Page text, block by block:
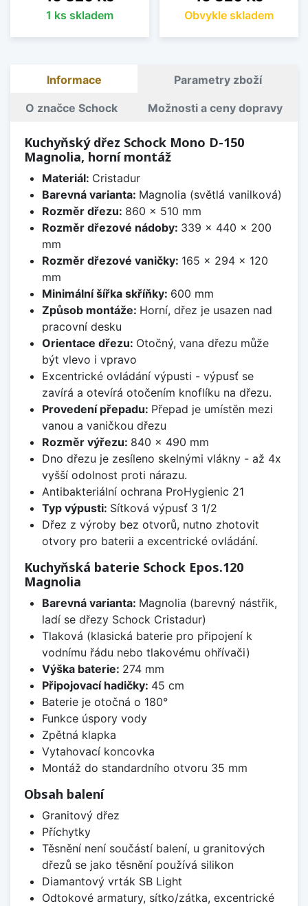
1 ks skladem Obvykle skladem
Informace Parametry zboží
O značce Schock Možnosti a ceny dopravy
Kuchyňský dřez Schock Mono D-150
Magnolia, horní montáž
Materiál: Cristadur
Barevná varianta: Magnolia (světlá vanilková)
Rozměr dřezu: 860 x 510 mm
Rozměr dřezové nádoby: 339 x 440 x 200
mm
Rozměr dřezové vaničky: 165 x 294 x 120
mm
Minimální šířka skříňky: 600 mm
Způsob montáže: Horní, dřez je usazen nad
pracovní desku
Orientace dřezu: Otočný, vana dřezu může
být vlevo i vpravo
Excentrické ovládání výpusti - výpusť se
zavírá a otevírá otočením knoflíku na dřezu.
Provedení přepadu: Přepad je umístěn mezi
vanou a vaničkou dřezu
Rozměr výřezu: 840 x 490 mm
Dno dřezu je zesíleno skelnými vlákny - až 4x
vyšší odolnost proti nárazu.
Antibakteriální ochrana ProHygienic 21
Typ výpusti: Sítková výpusť 3 1/2
Dřez z výroby bez otvorů, nutno zhotovit
otvory pro baterii a excentrické ovládání.
Kuchyňská baterie Schock Epos.120
Magnolia
Barevná varianta: Magnolia (barevný nástřik,
ladí se dřezy Schock Cristadur)
Tlaková (klasická baterie pro připojení k
vodnímu řádu nebo tlakovému ohřívači)
Výška baterie: 274 mm
Připojovací hadičky: 45 cm
Baterie je otočná o 180°
Funkce úspory vody
Zpětná klapka
Vytahovací koncovka
Montáž do standardního otvoru 35 mm
Obsah balení
Granitový dřez
Příchytky
Těsnění není součástí balení, u granitových
dřezů se jako těsnění používá silikon
Diamantový vrták SB Light
Odtokové armatury, sítko/zátka, excentrické